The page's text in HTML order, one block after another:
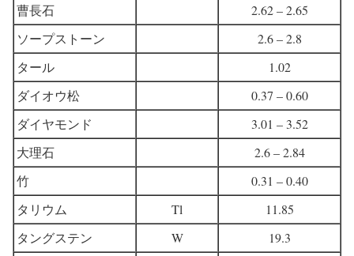
曹長石
2.62 – 2.65
ソープストーン
2.6 – 2.8
タール
1.02
ダイオウ松
0.37 – 0.60
ダイヤモンド
3.01 – 3.52
大理石
2.6 – 2.84
竹
0.31 – 0.40
タリウム
Tl
11.85
タングステン
W
19.3